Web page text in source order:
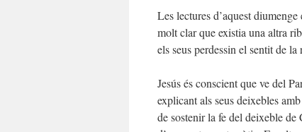
Les lectures d’aquest
molt clar que existia una altra
els seus perdessin el sentit de
Jesús és conscient que ve del
explicant als seus deixebles
de sostenir la fe del deixeble